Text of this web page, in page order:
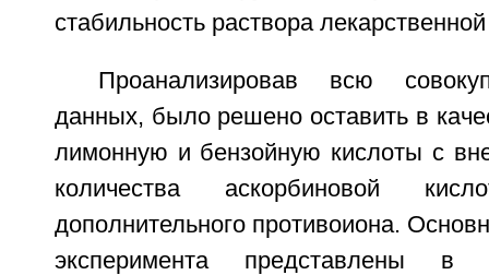
стабильность раствора
Проанализировав всю
данных, было решено оставить в
лимонную и бензойную кислоты с
количества аскорбиновой
дополнительного противоиона.
эксперимента представлены